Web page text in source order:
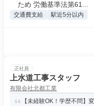
ため 労働基準法第61...
交通費支給 駅近5分以内
正社員
上水道工事スタッフ
有限会社北都工業
【未経験OK！学歴不問】